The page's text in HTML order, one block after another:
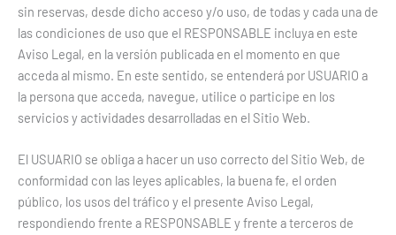
sin reservas, desde dicho acceso y/o uso, de todas y cada una de
las condiciones de uso que el RESPONSABLE incluya en este
Aviso Legal, en la versión publicada en el momento en que
acceda al mismo. En este sentido, se entenderá por USUARIO a
la persona que acceda, navegue, utilice o participe en los
servicios y actividades desarrolladas en el Sitio Web.
El USUARIO se obliga a hacer un uso correcto del Sitio Web, de
conformidad con las leyes aplicables, la buena fe, el orden
público, los usos del tráfico y el presente Aviso Legal,
respondiendo frente a RESPONSABLE y frente a terceros de